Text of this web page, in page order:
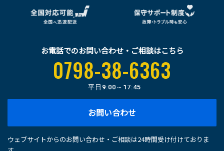
お電話でのお問い合わせ・ご相談はこちら
0798-38-6363
平日 9:00～17:45
お問い合わせ
ウェブサイトからのお問い合わせ・ご相談は24時間受け付けておりま